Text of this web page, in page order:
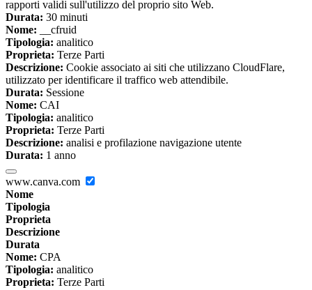
rapporti validi sull'utilizzo del proprio sito Web.
Durata: 30 minuti
Nome: __cfruid
Tipologia: analitico
Proprieta: Terze Parti
Descrizione: Cookie associato ai siti che utilizzano CloudFlare,
utilizzato per identificare il traffico web attendibile.
Durata: Sessione
Nome: CAI
Tipologia: analitico
Proprieta: Terze Parti
Descrizione: analisi e profilazione navigazione utente
Durata: 1 anno
www.canva.com
Nome
Tipologia
Proprieta
Descrizione
Durata
Nome: CPA
Tipologia: analitico
Proprieta: Terze Parti